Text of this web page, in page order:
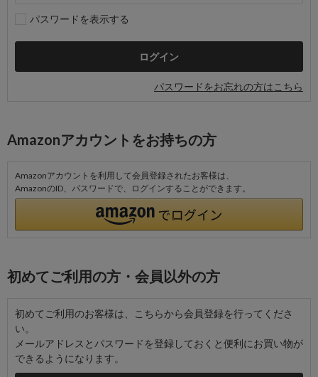
パスワードを表示する
パスワードをお忘れの方はこちら
Amazonアカウントをお持ちの方
Amazonアカウントを利用して会員登録されたお客様は、
AmazonのID、パスワードで、ログインすることができます。
初めてご利用の方・会員以外の方
初めてご利用のお客様は、こちらから会員登録を行ってくださ
い。
メールアドレスとパスワードを登録しておくと便利にお買い物が
できるようになります。